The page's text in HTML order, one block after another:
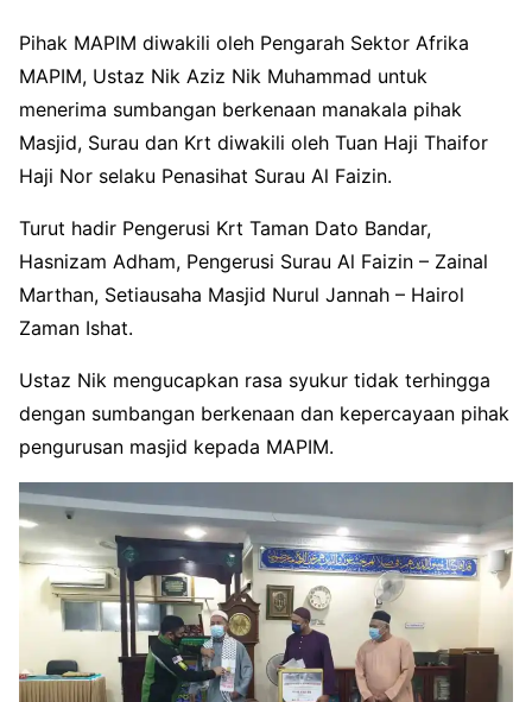
Pihak MAPIM diwakili oleh Pengarah Sektor Afrika
MAPIM, Ustaz Nik Aziz Nik Muhammad untuk
menerima sumbangan berkenaan manakala pihak
Masjid, Surau dan Krt diwakili oleh Tuan Haji Thaifor
Haji Nor selaku Penasihat Surau Al Faizin.
Turut hadir Pengerusi Krt Taman Dato Bandar,
Hasnizam Adham, Pengerusi Surau Al Faizin – Zainal
Marthan, Setiausaha Masjid Nurul Jannah – Hairol
Zaman Ishat.
Ustaz Nik mengucapkan rasa syukur tidak terhingga
dengan sumbangan berkenaan dan kepercayaan pihak
pengurusan masjid kepada MAPIM.